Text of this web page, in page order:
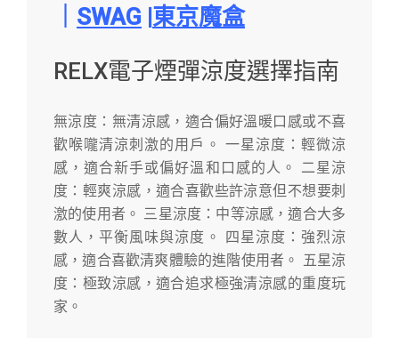
SWAG 東京魔盒
RELX電子煙彈涼度選擇指南
無涼度：無清涼感，適合偏好溫暖口感或不喜
歡喉嚨清涼刺激的用戶。 一星涼度：輕微涼
感，適合新手或偏好溫和口感的人。 二星涼
度：輕爽涼感，適合喜歡些許涼意但不想要刺
激的使用者。 三星涼度：中等涼感，適合大多
數人，平衡風味與涼度。 四星涼度：強烈涼
感，適合喜歡清爽體驗的進階使用者。 五星涼
度：極致涼感，適合追求極強清涼感的重度玩
家。